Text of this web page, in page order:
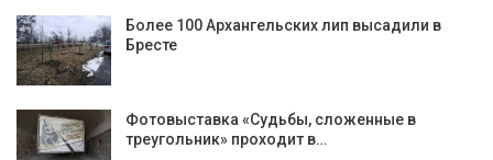
Более 100 Архангельских лип высадили в
Бресте
Фотовыставка «Судьбы, сложенные в
треугольник» проходит в…